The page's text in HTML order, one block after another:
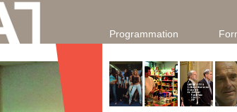
Programmation